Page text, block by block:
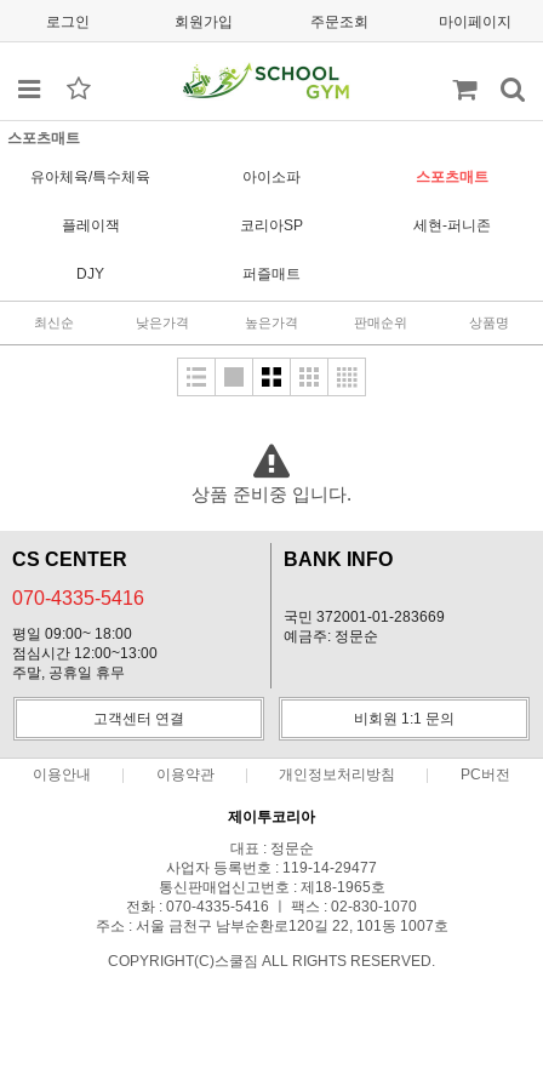
로그인 회원가입 주문조회 마이페이지
스포츠매트
유아체육/특수체육 아이소파 스포츠매트
플레이잭 코리아SP 세현-퍼니존
DJY 퍼즐매트
최신순 낮은가격 높은가격 판매순위 상품명
상품 준비중 입니다.
CS CENTER
070-4335-5416
평일 09:00~ 18:00
점심시간 12:00~13:00
주말, 공휴일 휴무
BANK INFO
국민 372001-01-283669
예금주: 정문순
고객센터 연결 비회원 1:1 문의
이용안내 이용약관 개인정보처리방침 PC버전
제이투코리아
대표 : 정문순
사업자 등록번호 : 119-14-29477
통신판매업신고번호 : 제18-1965호
전화 : 070-4335-5416 ㅣ 팩스 : 02-830-1070
주소 : 서울 금천구 남부순환로120길 22, 101동 1007호
COPYRIGHT(C)스쿨짐 ALL RIGHTS RESERVED.